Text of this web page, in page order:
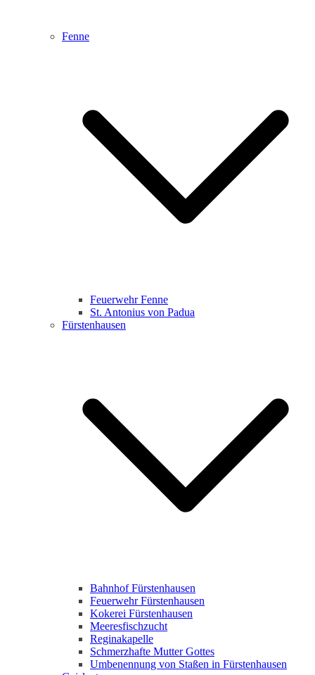
Fenne
Feuerwehr Fenne
St. Antonius von Padua
Fürstenhausen
Bahnhof Fürstenhausen
Feuerwehr Fürstenhausen
Kokerei Fürstenhausen
Meeresfischzucht
Reginakapelle
Schmerzhafte Mutter Gottes
Umbenennung von Staßen in Fürstenhausen